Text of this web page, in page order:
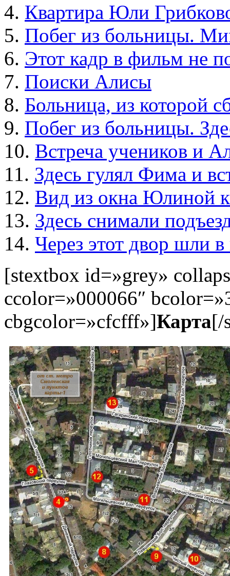
4. Квартира Юли
5. Побег из больницы.
6. Этот кадр в фильм не
7. Поиски Алисы
8. Больница, из которой
9. Побег из больницы.
10. Встреча учеников и
11. Здесь гулял Фима и
12. Вид из окна Юлиной
13. Здесь снимали
14. Через этот двор шли
[stextbox id=»grey»
ccolor=»000066″
cbgcolor=»cfcfff»]Карта[/